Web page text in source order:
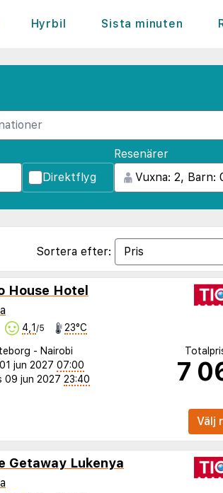
Hyrbil Sista minuten
Direktflyg
Resenärer
Sortera efter:
House Hotel
4,1 /5 23°C
- Nairobi
jun 2027 07:00
09 jun 2027 23:40
7
Välj
Getaway Lukenya